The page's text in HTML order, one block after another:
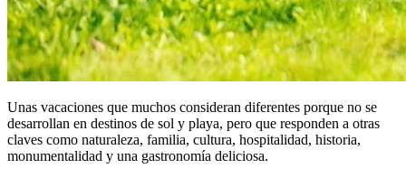
Unas vacaciones que muchos consideran diferentes porque no se
desarrollan en destinos de sol y playa, pero que responden a otras
claves como naturaleza, familia, cultura, hospitalidad, historia,
monumentalidad y una gastronomía deliciosa.